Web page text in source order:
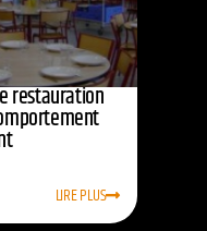
restauration
LIRE PLUS